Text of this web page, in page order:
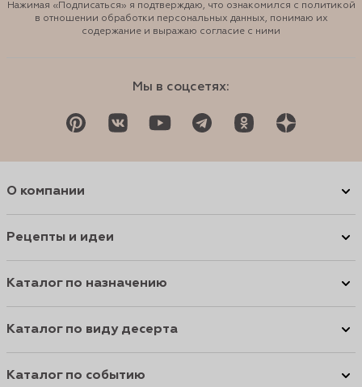
Нажимая «Подписаться» я подтверждаю, что ознакомился с политикой
в отношении обработки персональных данных, понимаю их
содержание и выражаю согласие с ними
Мы в соцсетях:
О компании
Рецепты и идеи
Каталог по назначению
Каталог по виду десерта
Каталог по событию